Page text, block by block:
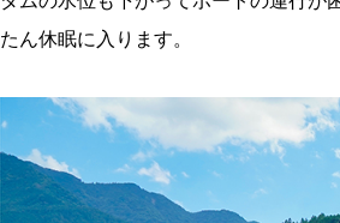
たん休眠に入ります。